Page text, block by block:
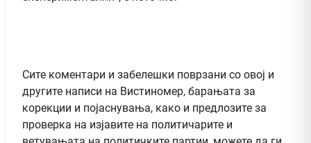
Сите коментари и забелешки поврзани со овој и
другите написи на Вистиномер, барањата за
корекции и појаснувања, како и предлозите за
проверка на изјавите на политичарите и